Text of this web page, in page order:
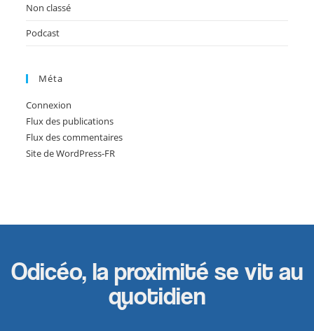
Non classé
Podcast
Méta
Connexion
Flux des publications
Flux des commentaires
Site de WordPress-FR
Odicéo, la proximité se vit au
quotidien